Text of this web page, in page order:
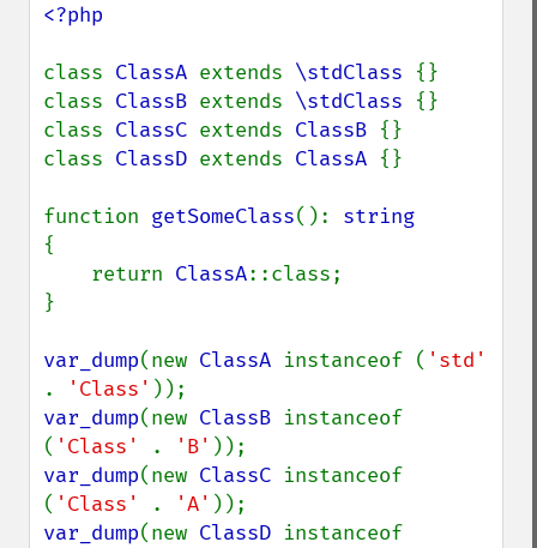
<?php
class ClassA extends \stdClass {}
class ClassB extends \stdClass {}
class ClassC extends ClassB {}
class ClassD extends ClassA {}
function getSomeClass():
{
    return
ClassA::class;
}
var_dump(new ClassA instanceof (
.
'Class'
var_dump(new ClassB instanceof
( 'Class' . 'B'
var_dump(new ClassC instanceof
( 'Class' . 'A'
var_dump(new ClassD instanceof